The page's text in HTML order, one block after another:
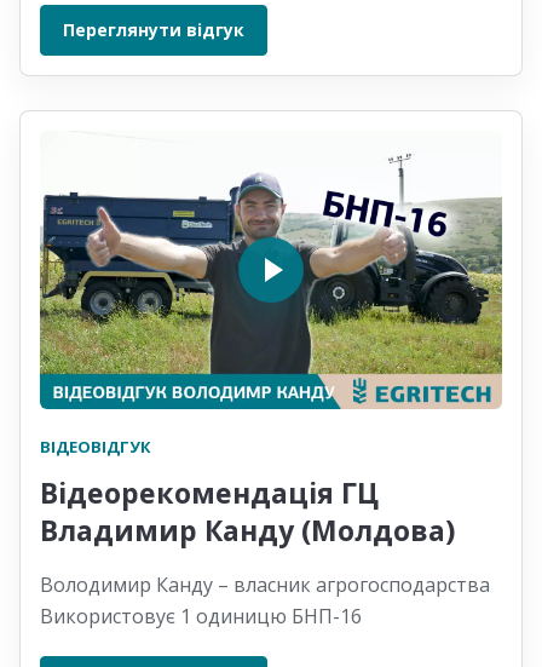
Переглянути відгук
ВІДЕОВІДГУК
Відеорекомендація ГЦ
Владимир Канду (Молдова)
Володимир Канду – власник агрогосподарства
Використовує 1 одиницю БНП-16